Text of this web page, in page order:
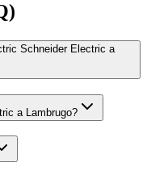
Schneider Electric a
a Lambrugo?